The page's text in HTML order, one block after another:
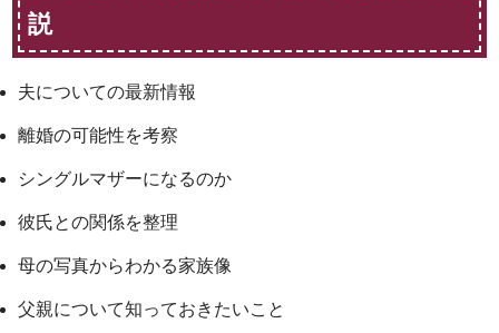
説
夫についての最新情報
離婚の可能性を考察
シングルマザーになるのか
彼氏との関係を整理
母の写真からわかる家族像
父親について知っておきたいこと